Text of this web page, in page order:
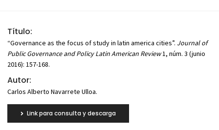
Título:
“Governance as the focus of study in latin america cities”. Journal of
Public Governance and Policy Latin American Review1, núm. 3 (junio
2016): 157-168.
Autor:
Carlos Alberto Navarrete Ulloa.
Link para consulta y descarga